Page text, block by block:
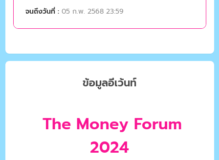
จนถึงวันที่ : 05 ก.พ. 2568 23:59
ข้อมูลอีเว้นท์
The Money Forum
2024